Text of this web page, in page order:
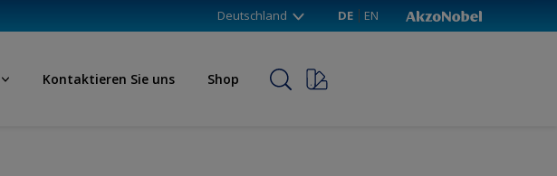
Deutschland DE EN
Kontaktieren Sie uns Shop